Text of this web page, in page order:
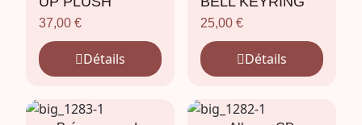
37,00€
Détails
25,00 €
Détails